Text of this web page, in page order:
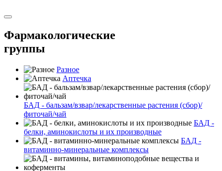
Фармакологические
группы
Разное
Аптечка
БАД - бальзам/взвар/лекарственные растения (сбор)/
фиточай/чай
БАД -
белки, аминокислоты и их производные
БАД -
витаминно-минеральные комплексы